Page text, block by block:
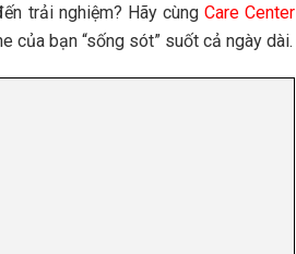
trải nghiệm? Hãy cùng Care Center
của bạn “sống sót” suốt cả ngày dài.